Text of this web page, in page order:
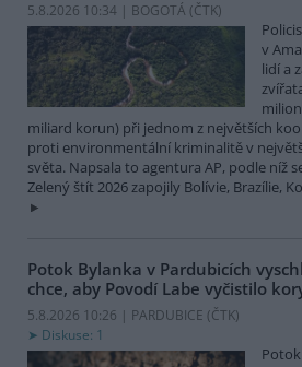
5.8.2026 10:34 | BOGOTÁ (ČTK)
v
lidí a
miliard korun) při jednom z největších
proti environmentální kriminalitě v
světa. Napsala to agentura AP, podle níž
Zelený štít 2026 zapojily Bolívie, Brazílie,
Potok Bylanka v Pardubicích
chce, aby Povodí Labe vyčistilo
5.8.2026 10:26 | PARDUBICE (ČTK)
Diskuse: 1